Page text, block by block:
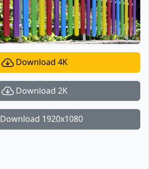
Download 4K
Download 2K
Download 1920x1080